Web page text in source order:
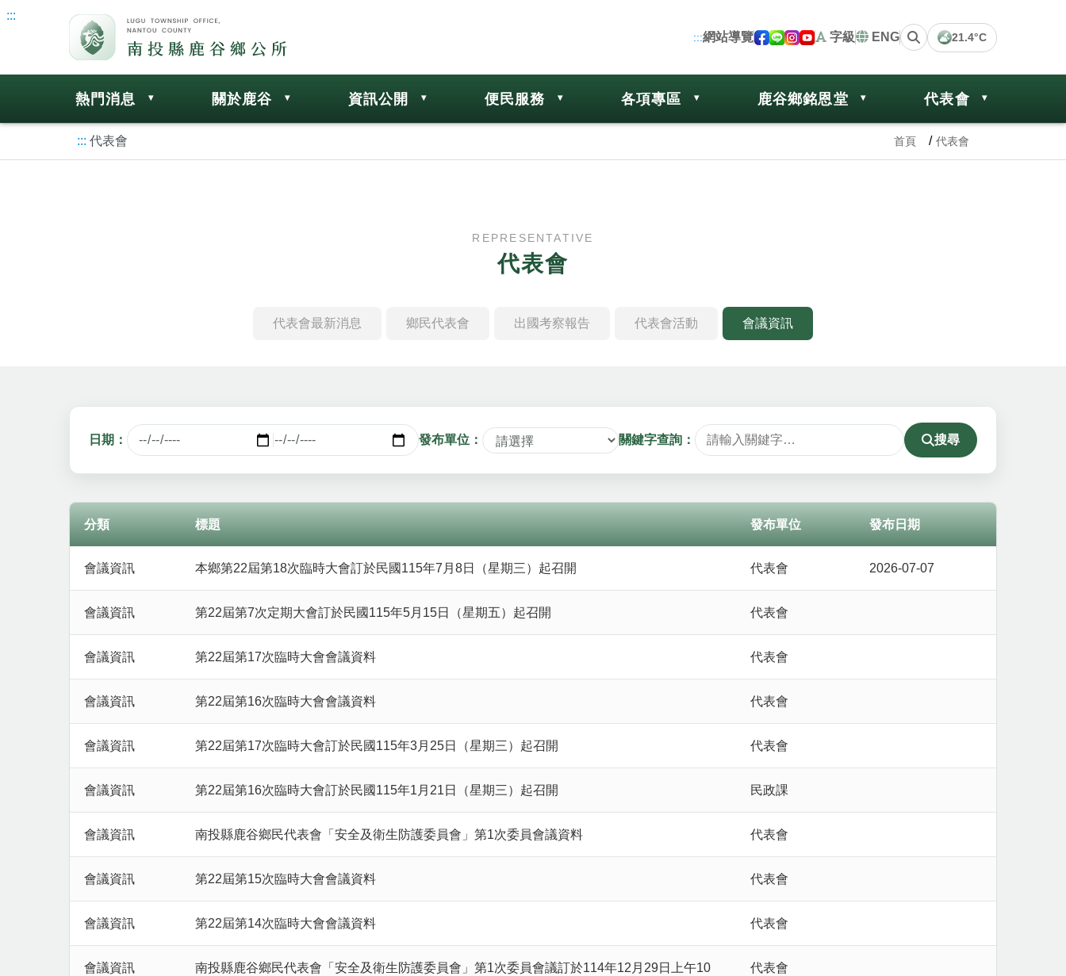
:::
:::網站導覽 字級 ENG 21.4°C
熱門消息 關於鹿谷 資訊公開 便民服務 各項專區 鹿谷鄉銘恩堂 代表會
::: 代表會 首頁 代表會
REPRESENTATIVE
代表會
代表會最新消息 鄉民代表會 出國考察報告 代表會活動 會議資訊
日期： 發布單位： 關鍵字查詢： 搜尋
分類 標題 發布單位 發布日期
會議資訊 本鄉第22屆第18次臨時大會訂於民國115年7月8日（星期三）起召開 代表會 2026-07-07
會議資訊 第22屆第7次定期大會訂於民國115年5月15日（星期五）起召開 代表會
會議資訊 第22屆第17次臨時大會會議資料 代表會
會議資訊 第22屆第16次臨時大會會議資料 代表會
會議資訊 第22屆第17次臨時大會訂於民國115年3月25日（星期三）起召開 代表會
會議資訊 第22屆第16次臨時大會訂於民國115年1月21日（星期三）起召開 民政課
會議資訊 南投縣鹿谷鄉民代表會「安全及衛生防護委員會」第1次委員會議資料 代表會
會議資訊 第22屆第15次臨時大會會議資料 代表會
會議資訊 第22屆第14次臨時大會會議資料 代表會
會議資訊
南投縣鹿谷鄉民代表會「安全及衛生防護委員會」第1次委員會議訂於114年12月29日上午10
代表會